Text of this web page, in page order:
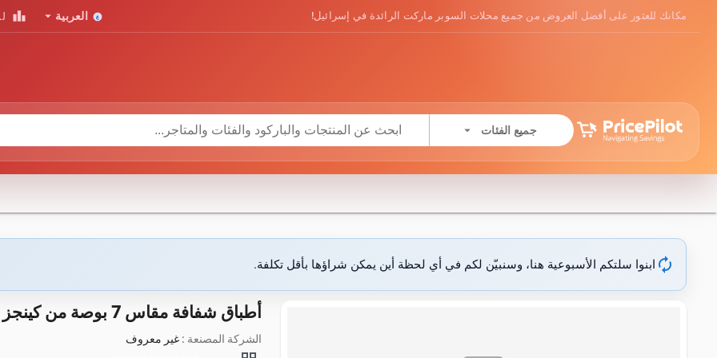
مكانك للعثور على أفضل العروض من جميع محلات السوبر ماركت الرائدة في إسرائيل! العربية arrow_drop_down
leaderboard
جميع الفئات arrow_drop_down
autorenew ابنوا سلتكم الأسبوعية هنا، وسنبيّن لكم في أي لحظة أين يمكن شراؤها بأقل تكلفة.
أطباق شفافة مقاس 7 بوصة من كينجز هوم، 10 قطع
الشركة المصنعة :غير معروف